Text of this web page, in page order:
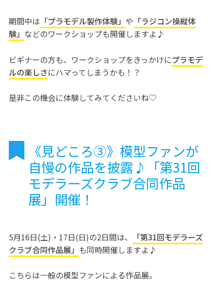
期間中は 「プラモデル製作体験」 や 「ラジコン操縦体
験」 などのワークショップも開催しますよ♪
ビギナーの方も、ワークショップをきっかけにプラモデ
ルの楽しさにハマってしまうかも！？
是非この機会に体験してみてくださいね♡
《見どころ③》模型ファンが
自慢の作品を披露♪「第31回
モデラーズクラブ合同作品
展」開催！
5月16日(土)・17日(日)の2日間は、
「第31回モデラーズ
クラブ合同作品展」 も同時開催しますよ♪
こちらは一般の模型ファンによる作品展。